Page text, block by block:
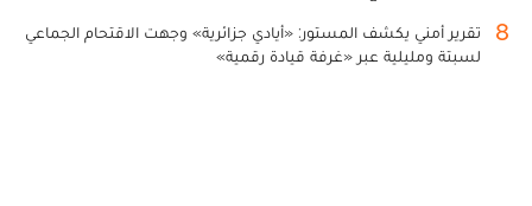
8
تقرير أمني يكشف المستور: «أيادي جزائرية» وجهت الاقتحام الجماعي
لسبتة ومليلية عبر «غرفة قيادة رقمية»